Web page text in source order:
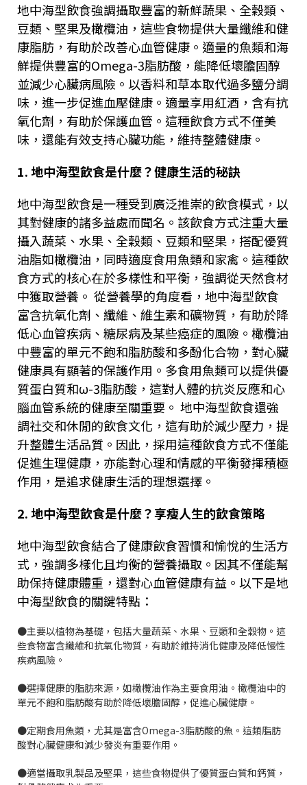
地中海型飲食強調攝取豐富的新鮮蔬果、全穀類、
豆類、堅果及橄欖油，這些食物提供大量纖維和健
康脂肪，有助於改善心血管健康。適量的魚類和海
鮮提供豐富的Omega-3脂肪酸，能降低壞膽固醇
並減少心臟病風險。以香料和草本取代過多鹽分調
味，進一步促進血壓健康。適量享用紅酒，含有抗
氧化劑，有助於保護血管。這種飲食方式不僅美
味，還能有效支持心臟功能，維持整體健康。
1.地中海型飲食是什麼？健康生活的秘訣
地中海型飲食是一種受到廣泛推崇的飲食模式，以
其對健康的諸多益處而聞名。該飲食方式注重大量
攝入蔬菜、水果、全穀類、豆類和堅果，搭配優質
油脂如橄欖油，同時適度食用魚類和家禽。這種飲
食方式的核心在於多樣性和平衡，強調從天然食材
中獲取營養。 從營養學的角度看，地中海型飲食
富含抗氧化劑、纖維、維生素和礦物質，有助於降
低心血管疾病、糖尿病及某些癌症的風險。橄欖油
中豐富的單元不飽和脂肪酸和多酚化合物，對心臟
健康具有顯著的保護作用。多食用魚類可以提供優
質蛋白質和ω-3脂肪酸，這對人體的抗炎反應和心
腦血管系統的健康至關重要。 地中海型飲食還強
調社交和休閒的飲食文化，這有助於減少壓力，提
升整體生活品質。因此，採用這種飲食方式不僅能
促進生理健康，亦能對心理和情感的平衡發揮積極
作用，是追求健康生活的理想選擇。
2.地中海型飲食是什麼？享瘦人生的飲食策略
地中海型飲食結合了健康飲食習慣和愉悅的生活方
式，強調多樣化且均衡的營養攝取。因其不僅能幫
助保持健康體重，還對心血管健康有益。以下是地
中海型飲食的關鍵特點：
●主要以植物為基礎，包括大量蔬菜、水果、豆類和全穀物。這
些食物富含纖維和抗氧化物質，有助於維持消化健康及降低慢性
疾病風險。
●選擇健康的脂肪來源，如橄欖油作為主要食用油。橄欖油中的
單元不飽和脂肪酸有助於降低壞膽固醇，促進心臟健康。
●定期食用魚類，尤其是富含Omega-3脂肪酸的魚。這類脂肪
酸對心臟健康和減少發炎有重要作用。
●適當攝取乳製品及堅果，這些食物提供了優質蛋白質和鈣質，